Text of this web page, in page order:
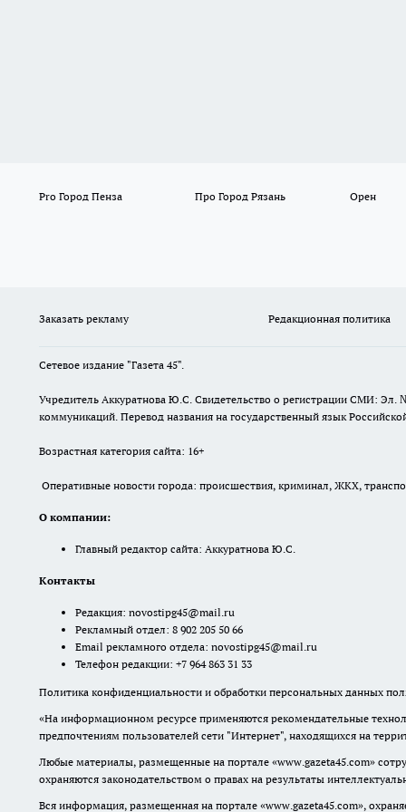
Pro Город Пенза Про Город Рязань Орен
Заказать рекламу Редакционная политика
Сетевое издание "Газета 45".
Учредитель Аккуратнова Ю.С. Свидетельство о регистрации СМИ: Эл.
коммуникаций. Перевод названия на государственный язык
Возрастная категория сайта: 16+
Оперативные новости города: происшествия, криминал, ЖКХ,
О компании:
Главный редактор сайта: Аккуратнова Ю.С.
Контакты
Редакция: novostipg45@mail.ru
Рекламный отдел: 8 902 205 50 66
Email рекламного отдела: novostipg45@mail.ru
Телефон редакции: +7 964 863 31 33
Политика конфиденциальности и обработки персональных данных
«На информационном ресурсе применяются рекомендательные
предпочтениям пользователей сети "Интернет", находящихся на
Любые материалы, размещенные на портале «www.gazeta45.com»
охраняются законодательством о правах на результаты
Вся информация, размещенная на портале «www.gazeta45.com»,